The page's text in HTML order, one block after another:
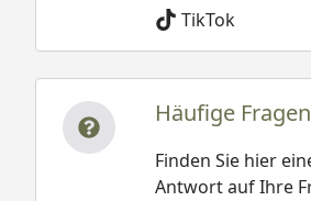
TikTok
Häufige Fragen
Finden Sie hier
Antwort auf Ihre